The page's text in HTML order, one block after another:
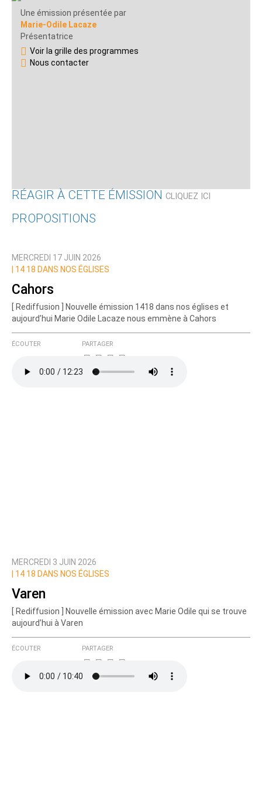
Une émission présentée par
Marie-Odile Lacaze
Présentatrice
Voir la grille des programmes
Nous contacter
RÉAGIR À CETTE ÉMISSION CLIQUEZ ICI
Nom
Courriel (non publié)
Ajoutez votre commentaire ici
Prévenez-moi de tous les nouveaux commentaires
PROPOSITIONS
MERCREDI 17 JUIN 2026
14 18 DANS NOS ÉGLISES
Cahors
[ Rediffusion ] Nouvelle émission 1418 dans nos églises et
aujourd’hui Marie Odile Lacaze nous emmène à Cahors
ÉCOUTER PARTAGER
MERCREDI 3 JUIN 2026
14 18 DANS NOS ÉGLISES
Varen
[ Rediffusion ] Nouvelle émission avec Marie Odile qui se trouve
aujourd’hui à Varen
ÉCOUTER PARTAGER